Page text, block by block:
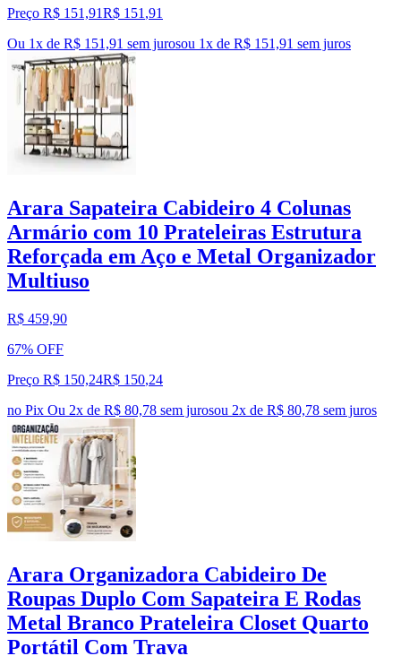
Preço R$ 151,91R$ 151 ,91
Ou 1x de R$ 151,91 sem jurosou 1x de R$ 151,91 sem juros
Arara Sapateira Cabideiro 4 Colunas
Armário com 10 Prateleiras Estrutura
Reforçada em Aço e Metal Organizador
Multiuso
R$ 459,90
67% OFF
Preço R$ 150,24R$ 150,24
no Pix Ou 2x de R$ 80,78 sem jurosou 2x de R$ 80,78 sem juros
Arara Organizadora Cabideiro De
Roupas Duplo Com Sapateira E Rodas
Metal Branco Prateleira Closet Quarto
Portátil Com Trava